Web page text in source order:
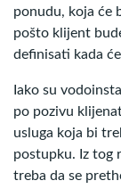
ponudu, koja će
pošto klijent
definisati kada
Iako su
po pozivu
usluga koja bi
postupku. Iz tog
treba da se